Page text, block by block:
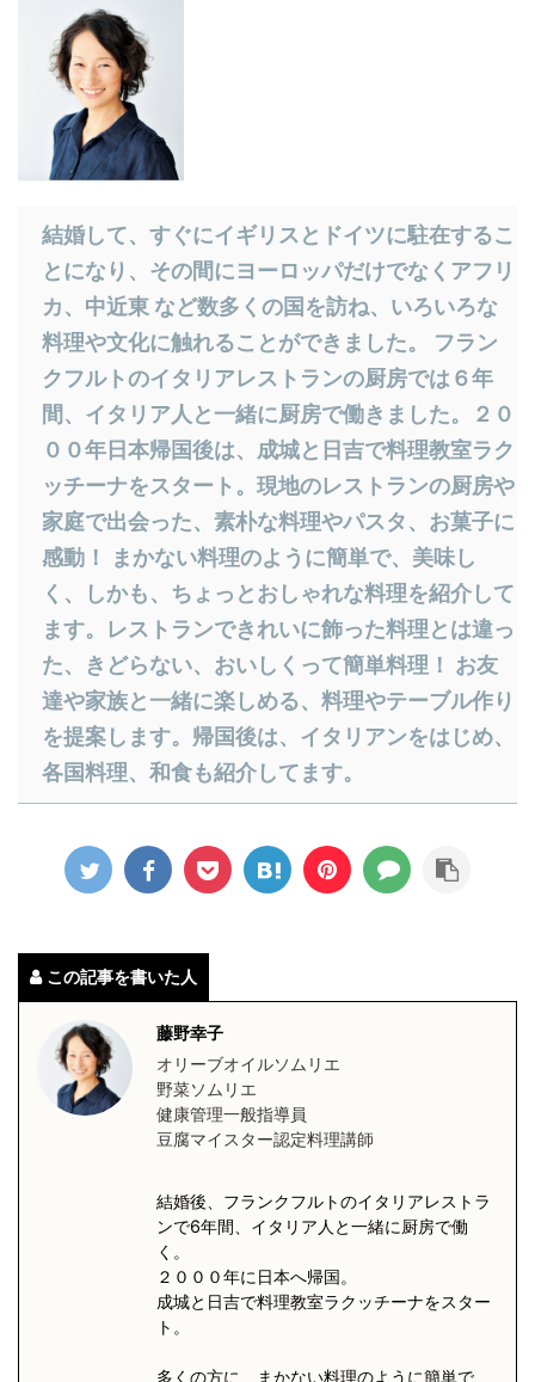
結婚して、すぐにイギリスとドイツに駐在するこ
とになり、その間にヨーロッパだけでなくアフリ
カ、中近東 など数多くの国を訪ね、いろいろな
料理や文化に触れることができました。 フラン
クフルトのイタリアレストランの厨房では６年
間、イタリア人と一緒に厨房で働きました。２０
００年日本帰国後は、成城と日吉で料理教室ラク
ッチーナをスタート。現地のレストランの厨房や
家庭で出会った、素朴な料理やパスタ、お菓子に
感動！ まかない料理のように簡単で、美味し
く、しかも、ちょっとおしゃれな料理を紹介して
ます。レストランできれいに飾った料理とは違っ
た、きどらない、おいしくって簡単料理！ お友
達や家族と一緒に楽しめる、料理やテーブル作り
を提案します。帰国後は、イタリアンをはじめ、
各国料理、和食も紹介してます。
この記事を書いた人
藤野幸子
オリーブオイルソムリエ
野菜ソムリエ
健康管理一般指導員
豆腐マイスター認定料理講師
結婚後、フランクフルトのイタリアレストラ
ンで6年間、イタリア人と一緒に厨房で働
く。
２０００年に日本へ帰国。
成城と日吉で料理教室ラクッチーナをスター
ト。
多くの方に、まかない料理のように簡単で、